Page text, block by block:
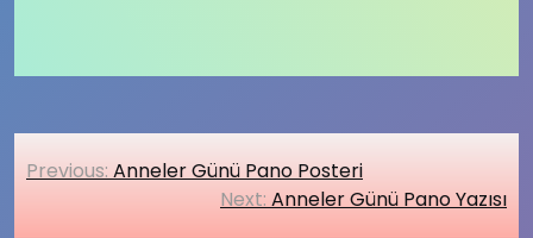
Yazı
Previous: Anneler Günü Pano Posteri
Next: Anneler Günü Pano Yazısı